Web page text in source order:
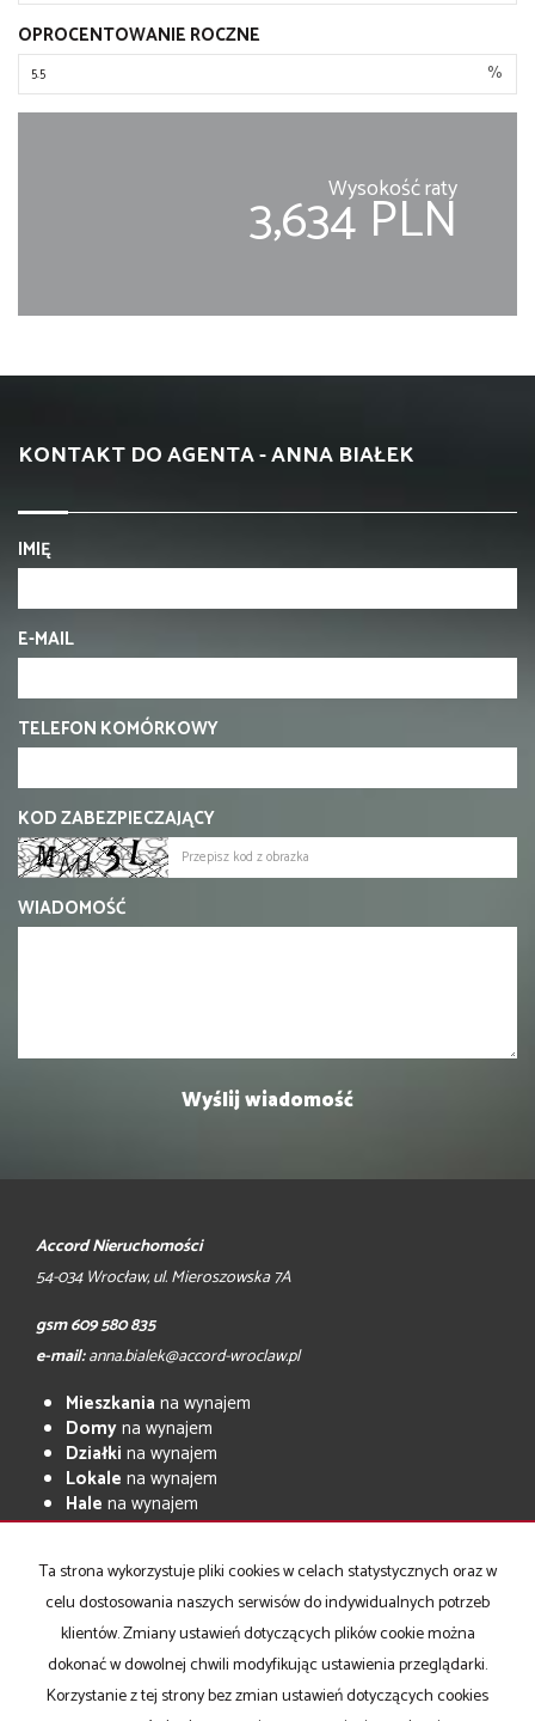
OPROCENTOWANIE ROCZNE
%
Wysokość raty
3,634 PLN
KONTAKT DO AGENTA - ANNA BIAŁEK
IMIĘ
E-MAIL
TELEFON KOMÓRKOWY
KOD ZABEZPIECZAJĄCY
WIADOMOŚĆ
Accord Nieruchomości
54-034 Wrocław, ul. Mieroszowska 7A
gsm 609 580 835
e-mail:anna.bialek@accord-wroclaw.pl
Mieszkania na wynajem
Domyna wynajem
Działki na wynajem
Lokale na wynajem
Hale na wynajem
Obiektyna wynajem
Mieszkaniana sprzedaż
Domyna sprzedaż
Działki na sprzedaż
Lokalena sprzedaż
Halena sprzedaż
Obiektyna sprzedaż
Ta strona wykorzystuje pliki cookies w celach statystycznych oraz w
celu dostosowania naszych serwisów do indywidualnych potrzeb
klientów. Zmiany ustawień dotyczących plików cookie można
dokonać w dowolnej chwili modyfikując ustawienia przeglądarki.
Korzystanie z tej strony bez zmian ustawień dotyczących cookies